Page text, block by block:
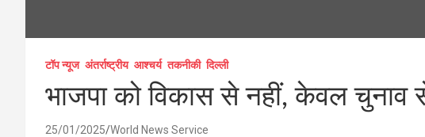
टॉप न्यूज अंतर्राष्ट्रीय आश्चर्य तकनीकी दिल्ली
भाजपा को विकास से नहीं, केवल चुनाव
25/01/2025 World News Service